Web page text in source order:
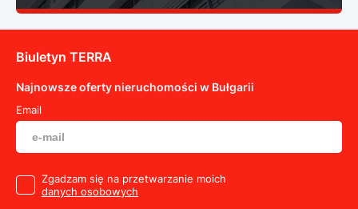
Biuletyn TERRA
Najnowsze oferty nieruchomości w Bułgarii
Email
Zgadzam się na przetwarzanie moich
danych osobowych